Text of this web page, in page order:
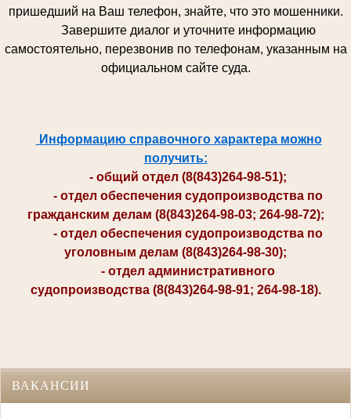
пришедший на Ваш телефон, знайте, что это мошенники.
Завершите диалог и уточните информацию
самостоятельно, перезвонив по телефонам, указанным на
официальном сайте суда.
Информацию справочного характера можно
получить:
- общий отдел (8(843)264-98-51);
- отдел обеспечения судопроизводства по
гражданским делам (8(843)264-98-03; 264-98-72);
- отдел обеспечения судопроизводства по
уголовным делам (8(843)264-98-30);
- отдел административного
судопроизводства (8(843)264-98-91; 264-98-18).
ВАКАНСИИ